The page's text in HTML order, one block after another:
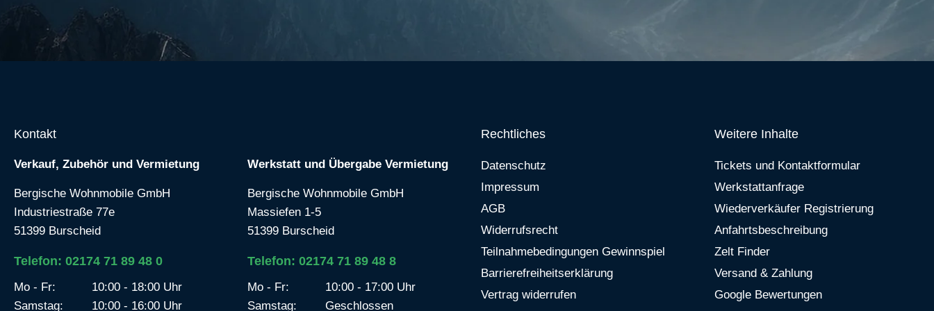
Kontakt
Verkauf, Zubehör und Vermietung
Bergische Wohnmobile GmbH
Industriestraße 77e
51399 Burscheid
Telefon: 02174 71 89 48 0
Mo - Fr:
10:00 - 18:00 Uhr
Samstag:
10:00 - 16:00 Uhr
Werkstatt und Übergabe Vermietung
Bergische Wohnmobile GmbH
Massiefen 1-5
51399 Burscheid
Telefon: 02174 71 89 48 8
Mo - Fr:
10:00 - 17:00 Uhr
Samstag:
Geschlossen
Rechtliches
Datenschutz
Impressum
AGB
Widerrufsrecht
Teilnahmebedingungen Gewinnspiel
Barrierefreiheitserklärung
Vertrag widerrufen
Weitere Inhalte
Tickets und Kontaktformular
Werkstattanfrage
Wiederverkäufer Registrierung
Anfahrtsbeschreibung
Zelt Finder
Versand & Zahlung
Google Bewertungen